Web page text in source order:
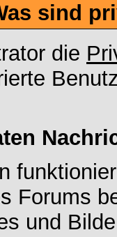
sind
die
Forums
und